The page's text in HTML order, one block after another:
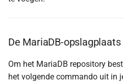
De MariaDB-
Om het MariaDB repository
het volgende commando uit in